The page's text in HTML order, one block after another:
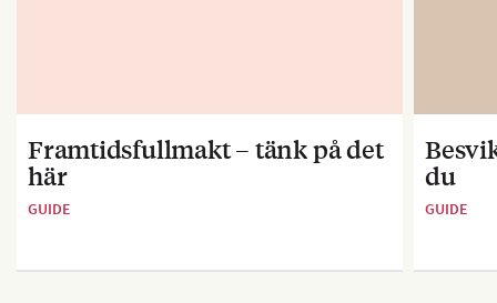
Framtidsfullmakt – tänk på det
här
GUIDE
du
GUIDE